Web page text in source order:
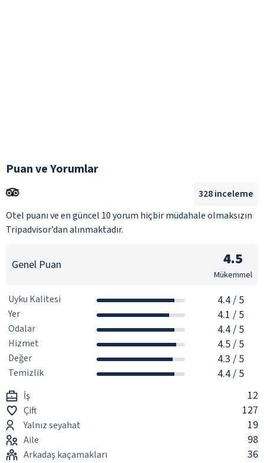
Puan ve Yorumlar
Otel puanı ve en güncel 10 yorum hiçbir müdahale olmaksızın
Tripadvisor’dan alınmaktadır.
328inceleme
Genel Puan 4.5
Mükemmel
Uyku Kalitesi 4.4/ 5
Yer 4.1 / 5
Odalar 4.4/ 5
Hizmet 4.5/ 5
Değer 4.3 / 5
Temizlik 4.4/ 5
İş 12
Çift 127
Yalnız seyahat 19
Aile 98
Arkadaş kaçamakları 36